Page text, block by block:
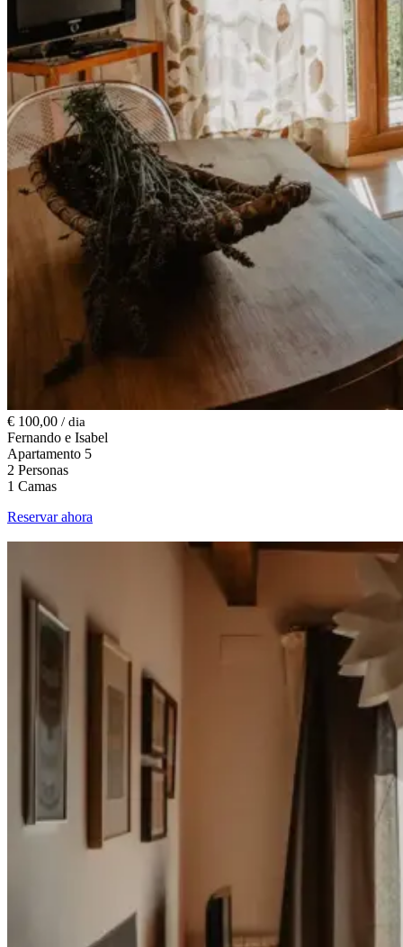
€ 100,00 / dia
Fernando e Isabel
Apartamento 5
2 Personas
1 Camas
Reservar ahora